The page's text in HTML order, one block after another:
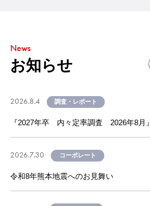
News
お知らせ
2026.8.4 調査・レポート
『2027年卒 内々定率調査 2026年8月』
2026.7.30 コーポレート
令和8年熊本地震へのお見舞い